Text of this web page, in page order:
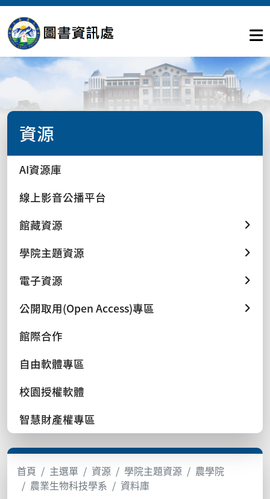
資源
AI資源庫
線上影音公播平台
館藏資源
學院主題資源
電子資源
公開取用(Open Access)專區
館際合作
自由軟體專區
校園授權軟體
智慧財產權專區
首頁 主選單 資源 學院主題資源
農學院
農業生物科技學系
資料庫